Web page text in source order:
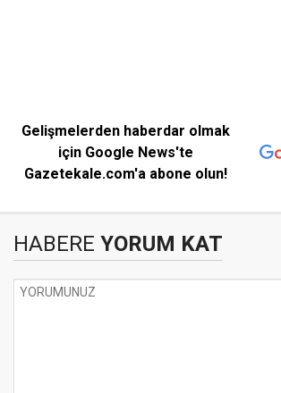
Gelişmelerden haberdar olmak
için Google News'te
Gazetekale.com'a abone olun!
HABERE YORUM KAT